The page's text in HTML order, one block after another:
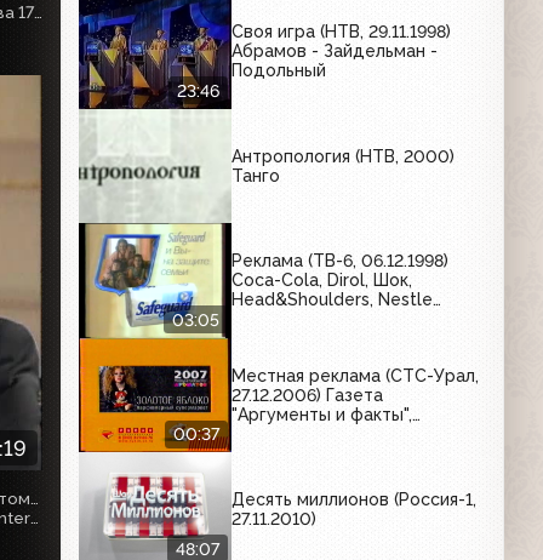
Точечная застройка в Москве продолжается. Вести Москва 17 ноября 2008
Интервью, данное телеканалу РТР в связи с крушением атомной подводной лодки "Курск". В этот день в России был объявлен общенациональный траур.
Лицензия на материал - Creative Commons Attribution 4.0 International.
23:46
Своя игра (НТВ, 29.11.1998)
Абрамов - Зайдельман -
Подольный
Антропология (НТВ, 2000)
Танго
03:05
Реклама (ТВ-6, 06.12.1998)
Coca-Cola, Dirol, Шок,
Head&Shoulders, Nestle
00:37
Местная реклама (СТС-Урал,
27.12.2006) Газета
"Аргументы и факты",
48:07
Десять миллионов (Россия-1,
27.11.2010)